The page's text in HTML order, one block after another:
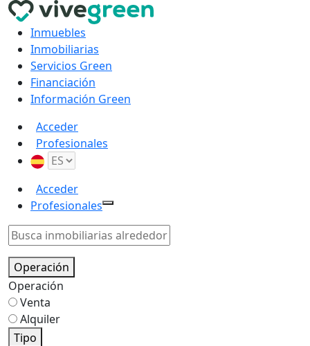
Inmuebles
Inmobiliarias
Servicios Green
Financiación
Información Green
Acceder
Profesionales
Acceder
Profesionales
Operación
Operación
Venta
Alquiler
Tipo